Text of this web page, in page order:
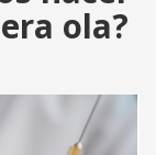
ola?